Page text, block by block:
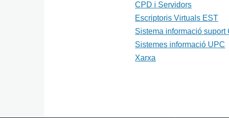
CPD i Servidors
Escriptoris Virtuals EST
Sistema informació suport
Sistemes informació UPC
Xarxa